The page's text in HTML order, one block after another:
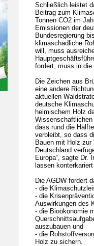
Schließlich leistet
Beitrag zum
Tonnen CO2 im
Emissionen der
Bundesregierung
klimaschädliche
will, muss
fordert, muss in die
Die Zeichen aus
eine andere
aktuellen
deutsche
heimischem Holz
dass rund die
verbleibt, so dass
Bauen mit Holz zur
Deutschland
Europa“, sagte Dr.
lassen
Die AGDW fordert
- die
- die
Auswirkungen des
- die Bioökonomie
auszubauen und
- die
Holz zu sichern.